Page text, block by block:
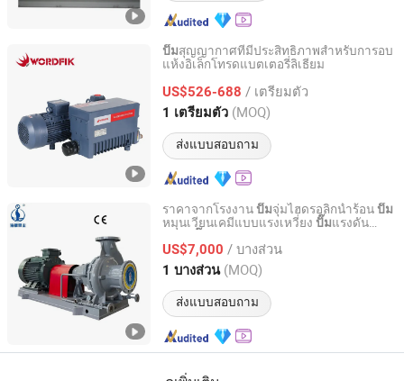
ปั๊มสุญญากาศที่มีประสิทธิภาพสำหรับการอบ
แห้งอิเล็กโทรดแบตเตอรี่ลิเธียม
US$526-688 / เตรียมตัว
1 เตรียมตัว (MOQ)
ส่งแบบสอบถาม
Guangdong Wordfik Vacuum Technology Co., Ltd.
Guangdong, China อัตราจาก 2025
ราคาจากโรงงานปั๊มจุ่มไฮดรอลิกน้ำร้อนปั๊ม
หมุนเวียนเคมีแบบแรงเหวี่ยง ปั๊มแรงดัน
US$7,000 / บางส่วน
1 บางส่วน (MOQ)
ส่งแบบสอบถาม
Jiangsu Haishi Pumps Manufacturing Co., Ltd.
Jiangsu, China อัตราจาก 2018